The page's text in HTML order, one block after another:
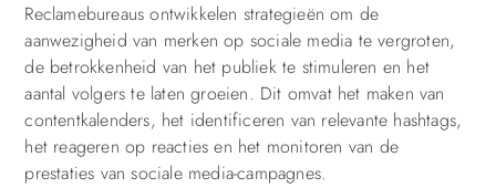
Reclamebureaus ontwikkelen strategieën om de
aanwezigheid van merken op sociale media te vergroten,
de betrokkenheid van het publiek te stimuleren en het
aantal volgers te laten groeien. Dit omvat het maken van
contentkalenders, het identificeren van relevante hashtags,
het reageren op reacties en het monitoren van de
prestaties van sociale media-campagnes.